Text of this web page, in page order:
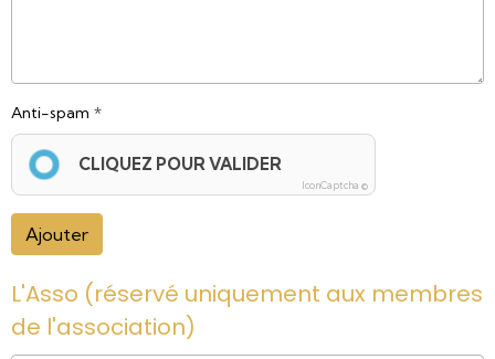
Anti-spam
CLIQUEZ POUR VALIDER
IconCaptcha ©
Ajouter
L'Asso (réservé uniquement aux membres
de l'association)